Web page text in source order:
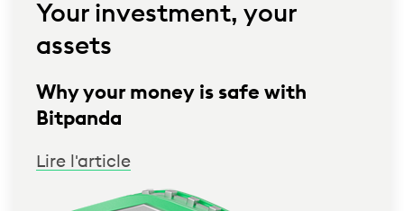
Your investment, your
assets
Why your money is safe with
Bitpanda
Lire l'article